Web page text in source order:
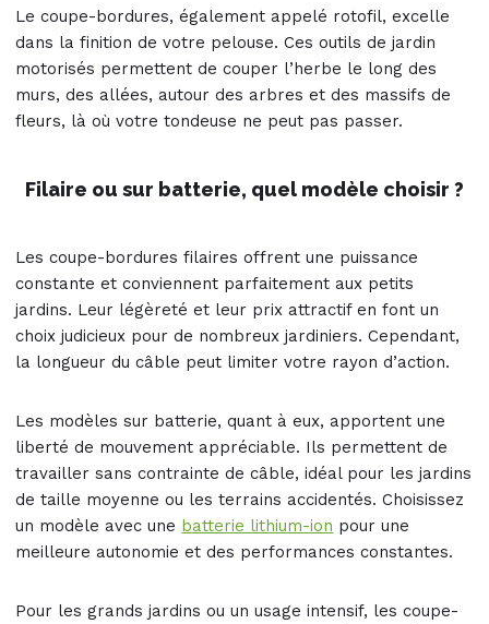
Le coupe-bordures, également appelé rotofil, excelle
dans la finition de votre pelouse. Ces outils de jardin
motorisés permettent de couper l’herbe le long des
murs, des allées, autour des arbres et des massifs de
fleurs, là où votre tondeuse ne peut pas passer.
Filaire ou sur batterie, quel modèle choisir ?
Les coupe-bordures filaires offrent une puissance
constante et conviennent parfaitement aux petits
jardins. Leur légèreté et leur prix attractif en font un
choix judicieux pour de nombreux jardiniers. Cependant,
la longueur du câble peut limiter votre rayon d’action.
Les modèles sur batterie, quant à eux, apportent une
liberté de mouvement appréciable. Ils permettent de
travailler sans contrainte de câble, idéal pour les jardins
de taille moyenne ou les terrains accidentés. Choisissez
un modèle avec une batterie lithium-ion pour une
meilleure autonomie et des performances constantes.
Pour les grands jardins ou un usage intensif, les coupe-